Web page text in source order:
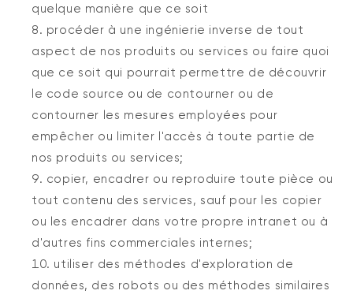
quelque manière que ce soit
procéder à une ingénierie inverse de tout
aspect de nos produits ou services ou faire quoi
que ce soit qui pourrait permettre de découvrir
le code source ou de contourner ou de
contourner les mesures employées pour
empêcher ou limiter l'accès à toute partie de
nos produits ou services;
copier, encadrer ou reproduire toute pièce ou
tout contenu des services, sauf pour les copier
ou les encadrer dans votre propre intranet ou à
d'autres fins commerciales internes;
utiliser des méthodes d'exploration de
données, des robots ou des méthodes similaires